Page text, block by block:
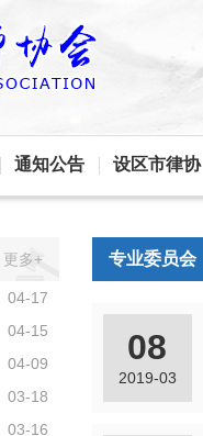
通知公告 设区市律协
更多+
04-17
04-15
04-09
03-18
03-16
专业委员会
08
2019-03